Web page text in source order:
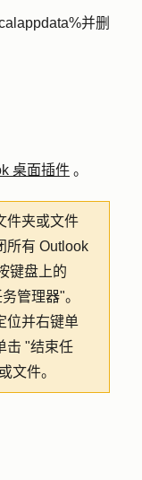
并删
桌面插件 。
件夹或文件
所有 Outlook
键盘上的
管理器"。
位并右键单
击 "结束任
文件。